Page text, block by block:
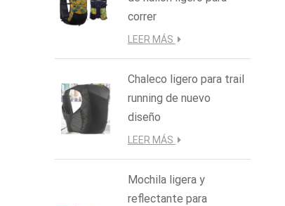
correr
LEER MÁS
Chaleco ligero para trail
running de nuevo
diseño
LEER MÁS
Mochila ligera y
reflectante para